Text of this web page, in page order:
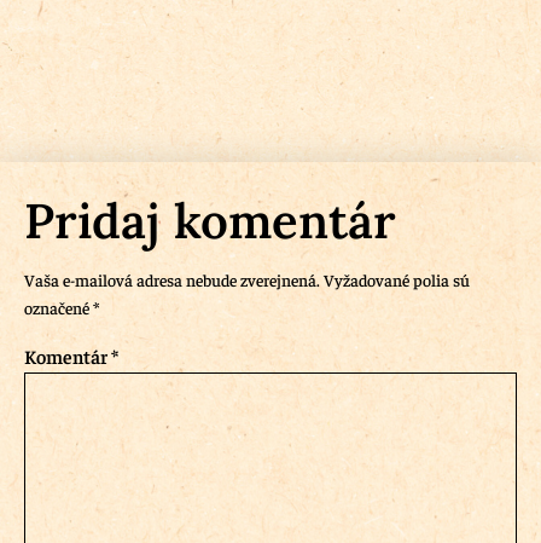
Pridaj komentár
Vaša e-mailová adresa nebude zverejnená.Vyžadované polia sú
označené*
Komentár*